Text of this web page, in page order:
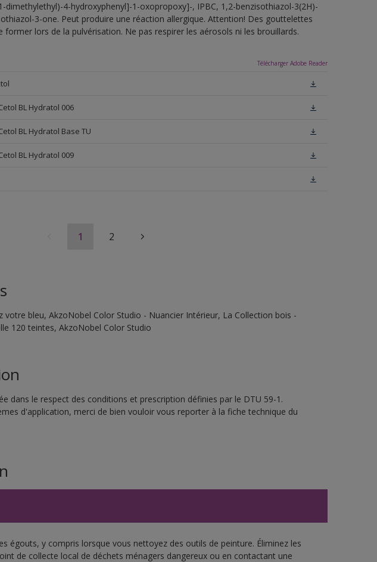
dimethylethyl)-4-hydroxyphenyl]-1-oxopropoxy]-, IPBC, 1,2-benzisothiazol-3(2H)-
3-one. Peut produire une réaction allergique. Attention! Des gouttelettes
former lors de la pulvérisation. Ne pas respirer les aérosols ni les brouillards.
Télécharger Adobe Reader
BL Hydratol 006
BL Hydratol Base TU
BL Hydratol 009
1 2
votre bleu, AkzoNobel Color Studio - Nuancier Intérieur, La Collection bois -
120 teintes, AkzoNobel Color Studio
dans le respect des conditions et prescription définies par le DTU 59-1.
d'application, merci de bien vouloir vous reporter à la fiche technique du
égouts, y compris lorsque vous nettoyez des outils de peinture. Éliminez les
de collecte local de déchets ménagers dangereux ou en contactant une